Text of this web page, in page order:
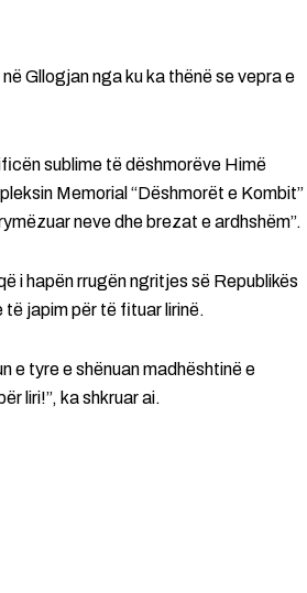
Gllogjan nga ku ka thënë se vepra e
sublime të dëshmorëve Himë
Memorial “Dëshmorët e Kombit”
neve dhe brezat e ardhshëm”.
i hapën rrugën ngritjes së Republikës
të japim për të fituar lirinë.
e tyre e shënuan madhështinë e
liri!”, ka shkruar ai.